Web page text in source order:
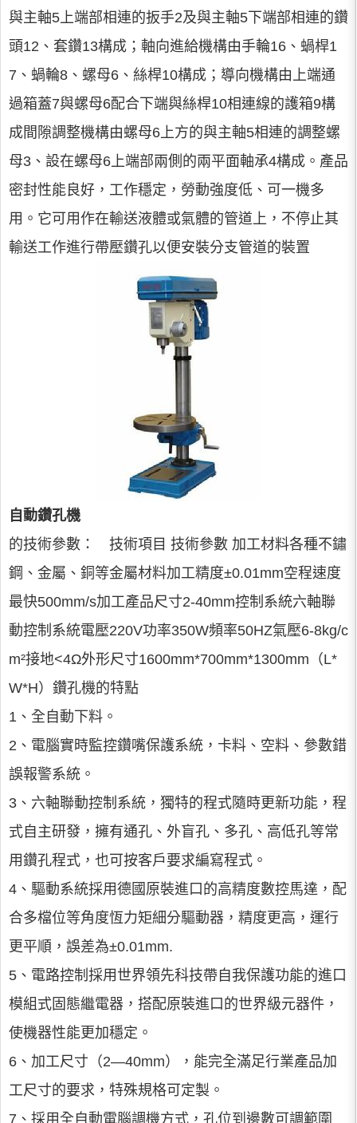
與主軸5上端部相連的扳手2及與主軸5下端部相連的鑽
頭12、套鑽13構成；軸向進給機構由手輪16、蝸桿1
7、蝸輪8、螺母6、絲桿10構成；導向機構由上端通
過箱蓋7與螺母6配合下端與絲桿10相連線的護箱9構
成間隙調整機構由螺母6上方的與主軸5相連的調整螺
母3、設在螺母6上端部兩側的兩平面軸承4構成。產品
密封性能良好，工作穩定，勞動強度低、可一機多
用。它可用作在輸送液體或氣體的管道上，不停止其
輸送工作進行帶壓鑽孔以便安裝分支管道的裝置
自動鑽孔機
的技術參數： 技術項目 技術參數 加工材料各種不鏽
鋼、金屬、銅等金屬材料加工精度±0.01mm空程速度
最快500mm/s加工產品尺寸2-40mm控制系統六軸聯
動控制系統電壓220V功率350W頻率50HZ氣壓6-8kg/c
m²接地<4Ω外形尺寸1600mm*700mm*1300mm（L*
W*H）鑽孔機的特點
1、全自動下料。
2、電腦實時監控鑽嘴保護系統，卡料、空料、參數錯
誤報警系統。
3、六軸聯動控制系統，獨特的程式隨時更新功能，程
式自主研發，擁有通孔、外盲孔、多孔、高低孔等常
用鑽孔程式，也可按客戶要求編寫程式。
4、驅動系統採用德國原裝進口的高精度數控馬達，配
合多檔位等角度恆力矩細分驅動器，精度更高，運行
更平順，誤差為±0.01mm.
5、電路控制採用世界領先科技帶自我保護功能的進口
模組式固態繼電器，搭配原裝進口的世界級元器件，
使機器性能更加穩定。
6、加工尺寸（2—40mm），能完全滿足行業產品加
工尺寸的要求，特殊規格可定製。
7、採用全自動電腦調機方式，孔位到邊數可調範圍